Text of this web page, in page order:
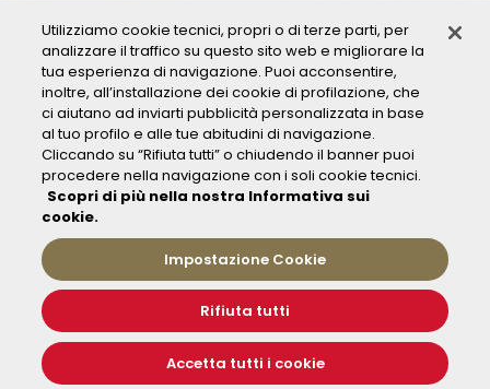
Consulta il Modello 231
Gestione delle segnalazioni - Whistleblowing
Condizioni Generali di Trasporto
Privacy policy
FAQ
© 2019 Fondazione FS Italiane
Informativa sui Cookies
Utilizziamo cookie tecnici, propri o di terze parti, per
analizzare il traffico su questo sito web e migliorare la
tua esperienza di navigazione. Puoi acconsentire,
inoltre, all’installazione dei cookie di profilazione, che
ci aiutano ad inviarti pubblicità personalizzata in base
al tuo profilo e alle tue abitudini di navigazione.
Cliccando su “Rifiuta tutti” o chiudendo il banner puoi
procedere nella navigazione con i soli cookie tecnici.
Scopri di più nella nostra Informativa sui
cookie.
Impostazione Cookie
Rifiuta tutti
Accetta tutti i cookie